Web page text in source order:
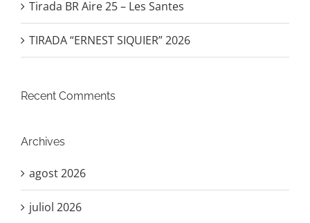
Tirada BR Aire 25 – Les Santes
TIRADA “ERNEST SIQUIER” 2026
Recent Comments
Archives
agost 2026
juliol 2026